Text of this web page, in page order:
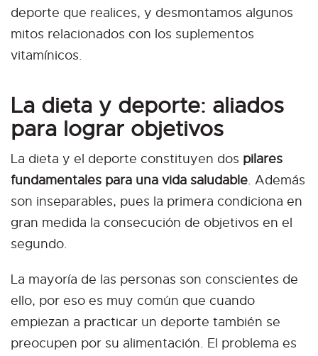
deporte que realices, y desmontamos algunos
mitos relacionados con los suplementos
vitamínicos.
La dieta y deporte: aliados
para lograr objetivos
La dieta y el deporte constituyen dos pilares
fundamentales para una vida saludable. Además
son inseparables, pues la primera condiciona en
gran medida la consecución de objetivos en el
segundo.
La mayoría de las personas son conscientes de
ello, por eso es muy común que cuando
empiezan a practicar un deporte también se
preocupen por su alimentación. El problema es